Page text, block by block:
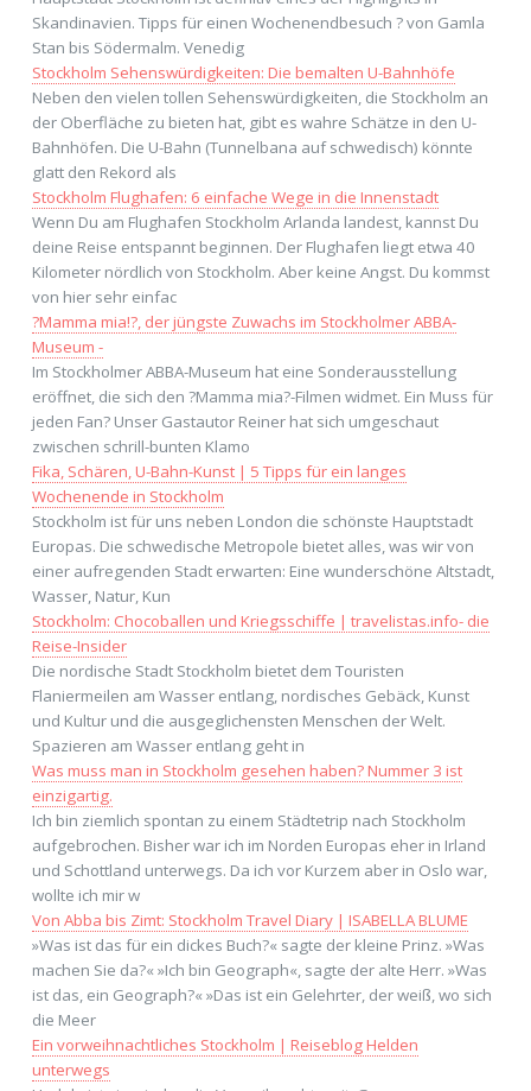
Skandinavien. Tipps für einen Wochenendbesuch ? von Gamla
Stan bis Södermalm. Venedig
Stockholm Sehenswürdigkeiten: Die bemalten U-Bahnhöfe
Neben den vielen tollen Sehenswürdigkeiten, die Stockholm an
der Oberfläche zu bieten hat, gibt es wahre Schätze in den U-
Bahnhöfen. Die U-Bahn (Tunnelbana auf schwedisch) könnte
glatt den Rekord als
Stockholm Flughafen: 6 einfache Wege in die Innenstadt
Wenn Du am Flughafen Stockholm Arlanda landest, kannst Du
deine Reise entspannt beginnen. Der Flughafen liegt etwa 40
Kilometer nördlich von Stockholm. Aber keine Angst. Du kommst
von hier sehr einfac
?Mamma mia!?, der jüngste Zuwachs im Stockholmer ABBA-
Museum -
Im Stockholmer ABBA-Museum hat eine Sonderausstellung
eröffnet, die sich den ?Mamma mia?-Filmen widmet. Ein Muss für
jeden Fan? Unser Gastautor Reiner hat sich umgeschaut
zwischen schrill-bunten Klamo
Fika, Schären, U-Bahn-Kunst | 5 Tipps für ein langes
Wochenende in Stockholm
Stockholm ist für uns neben London die schönste Hauptstadt
Europas. Die schwedische Metropole bietet alles, was wir von
einer aufregenden Stadt erwarten: Eine wunderschöne Altstadt,
Wasser, Natur, Kun
Stockholm: Chocoballen und Kriegsschiffe | travelistas.info- die
Reise-Insider
Die nordische Stadt Stockholm bietet dem Touristen
Flaniermeilen am Wasser entlang, nordisches Gebäck, Kunst
und Kultur und die ausgeglichensten Menschen der Welt.
Spazieren am Wasser entlang geht in
Was muss man in Stockholm gesehen haben? Nummer 3 ist
einzigartig.
Ich bin ziemlich spontan zu einem Städtetrip nach Stockholm
aufgebrochen. Bisher war ich im Norden Europas eher in Irland
und Schottland unterwegs. Da ich vor Kurzem aber in Oslo war,
wollte ich mir w
Von Abba bis Zimt: Stockholm Travel Diary | ISABELLA BLUME
»Was ist das für ein dickes Buch?« sagte der kleine Prinz. »Was
machen Sie da?« »Ich bin Geograph«, sagte der alte Herr. »Was
ist das, ein Geograph?« »Das ist ein Gelehrter, der weiß, wo sich
die Meer
Ein vorweihnachtliches Stockholm | Reiseblog Helden
unterwegs